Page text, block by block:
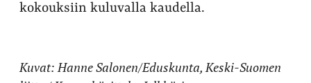
kokouksiin kuluvalla kaudella.
Kuvat: Hanne Salonen/Eduskunta, Keski-Suomen